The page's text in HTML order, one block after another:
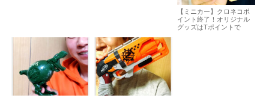
【ミニカー】クロネコポ
イント終了！オリジナル
グッズはTポイントで